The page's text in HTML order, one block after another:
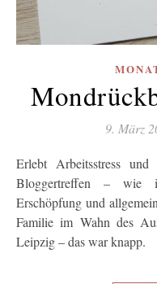
9. März
Erlebt Arbeitsstress und Personalprobleme. Das monatliche
Bloggertreffen – wie
Erschöpfung und
Familie im Wahn des
Leipzig – das war knapp.